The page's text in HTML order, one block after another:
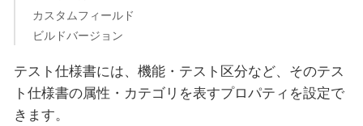
カスタムフィールド
ビルドバージョン
テスト仕様書には、機能・テスト区分など、そのテス
ト仕様書の属性・カテゴリを表すプロパティを設定で
きます。